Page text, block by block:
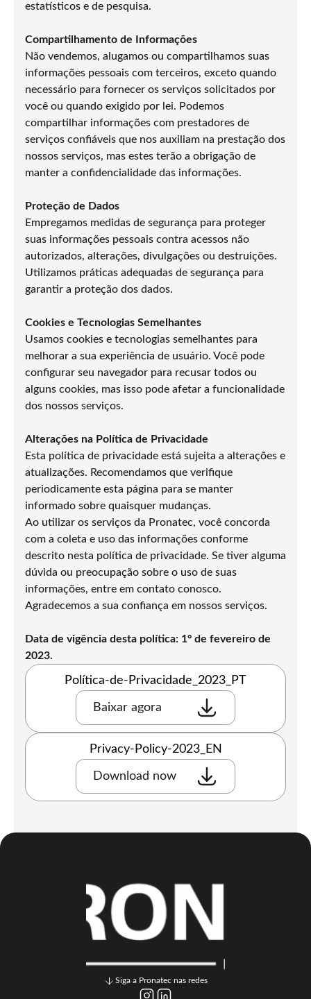
estatísticos e de pesquisa.
Compartilhamento de Informações
Não vendemos, alugamos ou compartilhamos suas
informações pessoais com terceiros, exceto quando
necessário para fornecer os serviços solicitados por
você ou quando exigido por lei. Podemos
compartilhar informações com prestadores de
serviços confiáveis que nos auxiliam na prestação dos
nossos serviços, mas estes terão a obrigação de
manter a confidencialidade das informações.
Proteção de Dados
Empregamos medidas de segurança para proteger
suas informações pessoais contra acessos não
autorizados, alterações, divulgações ou destruições.
Utilizamos práticas adequadas de segurança para
garantir a proteção dos dados.
Cookies e Tecnologias Semelhantes
Usamos cookies e tecnologias semelhantes para
melhorar a sua experiência de usuário. Você pode
configurar seu navegador para recusar todos ou
alguns cookies, mas isso pode afetar a funcionalidade
dos nossos serviços.
Alterações na Política de Privacidade
Esta política de privacidade está sujeita a alterações e
atualizações. Recomendamos que verifique
periodicamente esta página para se manter
informado sobre quaisquer mudanças.
Ao utilizar os serviços da Pronatec, você concorda
com a coleta e uso das informações conforme
descrito nesta política de privacidade. Se tiver alguma
dúvida ou preocupação sobre o uso de suas
informações, entre em contato conosco.
Agradecemos a sua confiança em nossos serviços.
Data de vigência desta política: 1º de fevereiro de
2023.
Política-de-Privacidade_2023_PT
Baixar agora
Privacy-Policy-2023_EN
Download now
Siga a Pronatec nas redes